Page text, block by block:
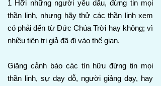
1 Hỡi những người yêu dấu, đừng tin mọi
thần linh, nhưng hãy thử các thần linh xem
có phải đến từ Đức Chúa Trời hay không; vì
nhiều tiên tri giả đã đi vào thế gian.
Giăng cảnh báo các tín hữu đừng tin mọi
thần linh, sự dạy dỗ, người giảng dạy, hay